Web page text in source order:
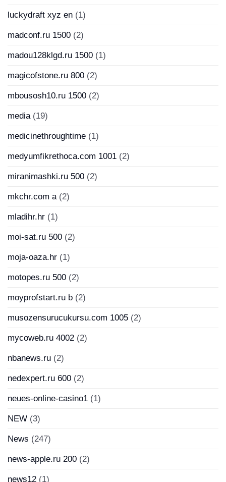
luckydraft xyz en (1)
madconf.ru 1500 (2)
madou128klgd.ru 1500 (1)
magicofstone.ru 800 (2)
mbousosh10.ru 1500 (2)
media(19)
medicinethroughtime (1)
medyumfikrethoca.com 1001 (2)
miranimashki.ru 500 (2)
mkchr.com a(2)
mladihr.hr (1)
moi-sat.ru 500 (2)
moja-oaza.hr (1)
motopes.ru 500 (2)
moyprofstart.ru b (2)
musozensurucukursu.com 1005 (2)
mycoweb.ru 4002 (2)
nbanews.ru (2)
nedexpert.ru 600 (2)
neues-online-casino1 (1)
NEW (3)
News (247)
news-apple.ru 200 (2)
news12 (1)